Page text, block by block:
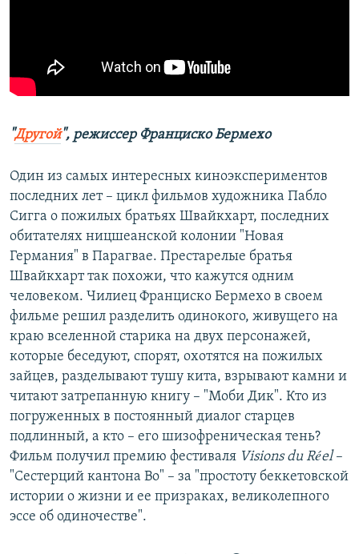
"Другой", режиссер Франциско Бермехо
Один из самых интересных киноэкспериментов
последних лет – цикл фильмов художника Пабло
Сигга о пожилых братьях Швайкхарт, последних
обитателях ницшеанской колонии "Новая
Германия" в Парагвае. Престарелые братья
Швайкхарт так похожи, что кажутся одним
человеком. Чилиец Франциско Бермехо в своем
фильме решил разделить одинокого, живущего на
краю вселенной старика на двух персонажей,
которые беседуют, спорят, охотятся на пожилых
зайцев, разделывают тушу кита, взрывают камни и
читают затрепанную книгу – "Моби Дик". Кто из
погруженных в постоянный диалог старцев
подлинный, а кто – его шизофреническая тень?
Фильм получил премию фестиваля Visions du Réel –
"Сестерций кантона Во" – за "простоту беккетовской
истории о жизни и ее призраках, великолепного
эссе об одиночестве".